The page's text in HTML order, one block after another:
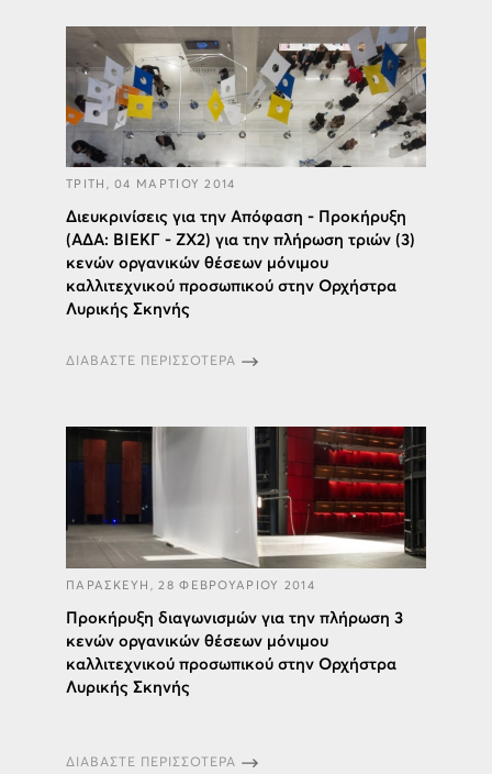
ΤΡΙΤΗ, 04 ΜΑΡΤΙΟΥ 2014
Διευκρινίσεις για την Απόφαση - Προκήρυξη
(ΑΔΑ: ΒΙΕΚΓ - ΖΧ2) για την πλήρωση τριών (3)
κενών οργανικών θέσεων μόνιμου
καλλιτεχνικού προσωπικού στην Ορχήστρα
Λυρικής Σκηνής
ΔΙΑΒΑΣΤΕ ΠΕΡΙΣΣΟΤΕΡΑ
ΠΑΡΑΣΚΕΥΗ, 28 ΦΕΒΡΟΥΑΡΙΟΥ 2014
Προκήρυξη διαγωνισμών για την πλήρωση 3
κενών οργανικών θέσεων μόνιμου
καλλιτεχνικού προσωπικού στην Ορχήστρα
Λυρικής Σκηνής
ΔΙΑΒΑΣΤΕ ΠΕΡΙΣΣΟΤΕΡΑ